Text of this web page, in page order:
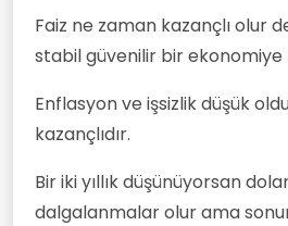
Faiz ne zaman kazançlı olur
stabil güvenilir bir ekonomiye
Enflasyon ve işsizlik düşük
kazançlıdır.
Bir iki yıllık düşünüyorsan
dalgalanmalar olur ama